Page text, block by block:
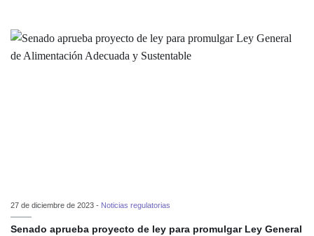
27 de diciembre de 2023 - Noticias regulatorias
Senado aprueba proyecto de ley para promulgar Ley General